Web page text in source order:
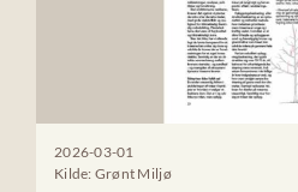
2026-03-01
Kilde: Grønt Miljø